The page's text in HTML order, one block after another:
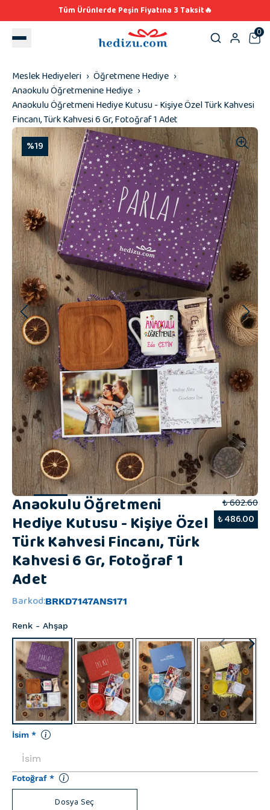
Tüm Ürünlerde Peşin Fiyatına 3 Taksit🔥
0
Meslek Hediyeleri
Öğretmene Hediye
Anaokulu Öğretmenine Hediye
Anaokulu Öğretmeni Hediye Kutusu - Kişiye Özel Türk Kahvesi
Fincanı, Türk Kahvesi 6 Gr, Fotoğraf 1 Adet
%19
Anaokulu Öğretmeni
Hediye Kutusu - Kişiye Özel
Türk Kahvesi Fincanı, Türk
Kahvesi 6 Gr, Fotoğraf 1
Adet
₺ 602.60
₺ 486.00
Barkod:BRKD7147ANS171
Renk - Ahşap
İsim *
Fotoğraf *
Dosya Seç